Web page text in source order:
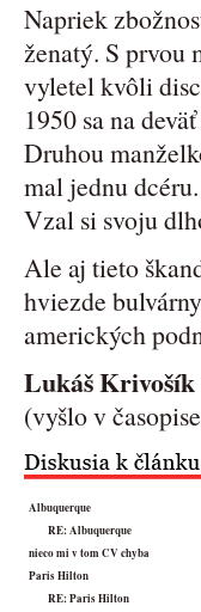
Napriek
ženatý. S prvou
vyletel kvôli
1950 sa na
Druhou
mal jednu
Vzal si svoju
Ale aj tieto
hviezde
amerických
Lukáš Krivošík
(vyšlo v
Albuquerque
RE: Albuquerque
nieco mi v tom CV chyba
Paris Hilton
RE: Paris Hilton